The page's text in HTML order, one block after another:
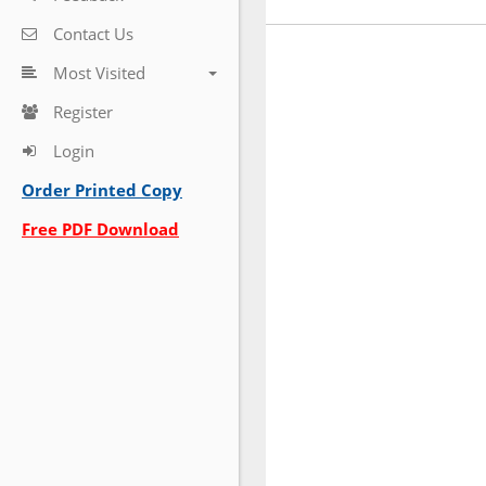
Contact Us
Most Visited
Register
Login
Order Printed Copy
Free PDF Download